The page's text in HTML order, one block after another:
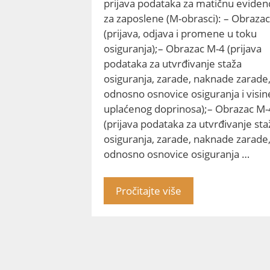
prijava podataka za matičnu
za zaposlene (M-obrasci): –
(prijava, odjava i promene u toku
osiguranja);– Obrazac M-4 (prijava
podataka za utvrđivanje staža
osiguranja, zarade, naknade zarade,
odnosno osnovice osiguranja i
uplaćenog doprinosa);– Obrazac
(prijava podataka za utvrđivanje
osiguranja, zarade, naknade zarade,
odnosno osnovice osiguranja …
Pročitajte više